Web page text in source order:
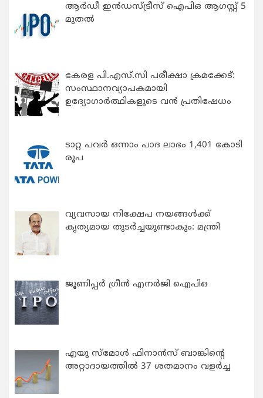
ആർഡീ ഇൻഡസ്ട്രീസ് ഐപിഒ ആഗസ്റ്റ് 5
മുതൽ
കേരള പി.എസ്.സി പരീക്ഷാ ക്രമക്കേട്:
സംസ്ഥാനവ്യാപകമായി
ഉദ്യോഗാര്‍ത്ഥികളുടെ വന്‍ പ്രതിഷേധം
ടാറ്റ പവർ ഒന്നാം പാദ ലാഭം 1,401 കോടി
രൂപ
വ്യവസായ നിക്ഷേപ നയങ്ങള്‍ക്ക്
കൃത്യമായ തുടര്‍ച്ചയുണ്ടാകും: മന്ത്രി
ജൂണിപ്പർ ഗ്രീൻ എനർജി ഐപിഒ
എയു സ്‌മോൾ ഫിനാൻസ് ബാങ്കിന്റെ
അറ്റാദായത്തിൽ 37 ശതമാനം വളർച്ച